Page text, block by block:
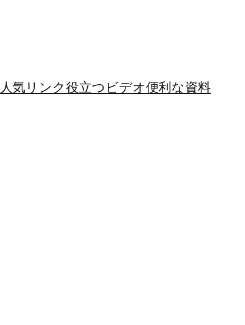
人気リンク役立つビデオ便利な資料